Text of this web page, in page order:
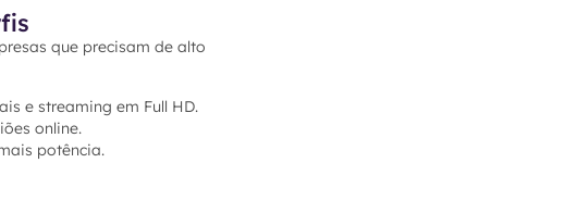
que precisam de alto
e streaming em Full HD.
online.
potência.